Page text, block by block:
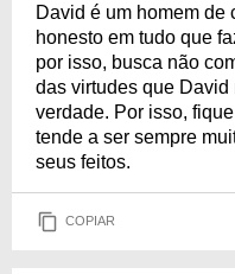
David é um homem de
honesto em tudo que
por isso, busca não
das virtudes que
verdade. Por isso,
tende a ser sempre
seus feitos.
COPIAR